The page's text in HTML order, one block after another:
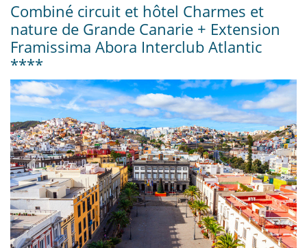
Combiné circuit et hôtel Charmes et
nature de Grande Canarie + Extension
Framissima Abora Interclub Atlantic
****
Previous Next